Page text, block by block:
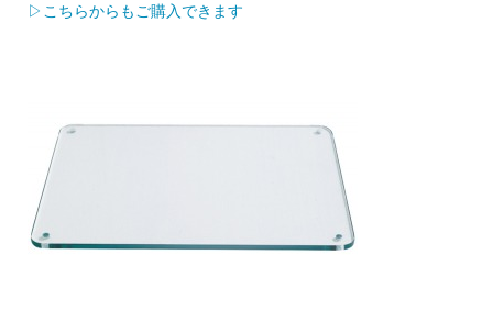
▷こちらからもご購入できます